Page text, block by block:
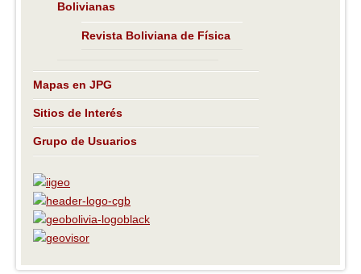
Bolivianas
Revista Boliviana de Física
Mapas en JPG
Sitios de Interés
Grupo de Usuarios